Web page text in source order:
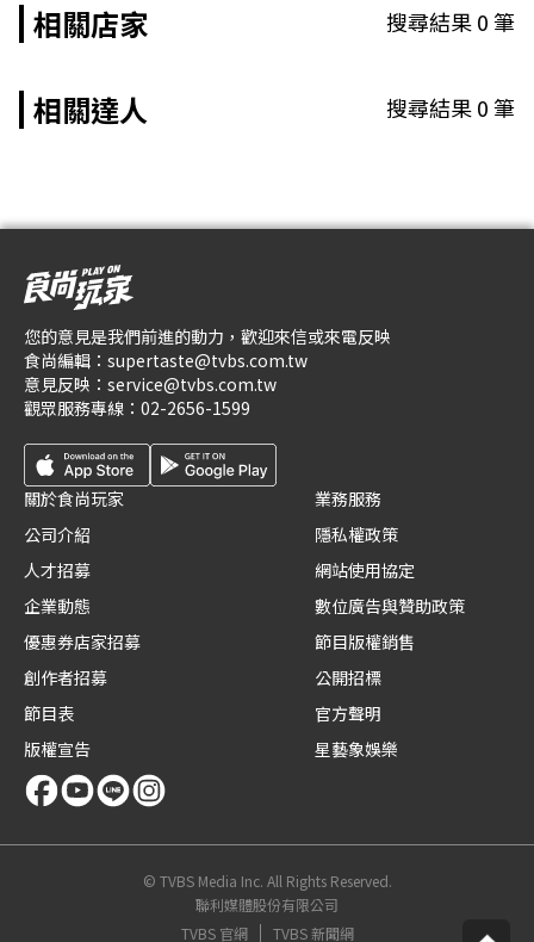
相關店家 搜尋結果0筆
相關達人 搜尋結果0筆
您的意見是我們前進的動力，歡迎來信或來電反映
食尚編輯： supertaste@tvbs.com.tw
意見反映： service@tvbs.com.tw
觀眾服務專線： 02-2656-1599
關於食尚玩家
公司介紹
人才招募
企業動態
優惠券店家招募
創作者招募
節目表
版權宣告
業務服務
隱私權政策
網站使用協定
數位廣告與贊助政策
節目版權銷售
公開招標
官方聲明
星藝象娛樂
© TVBS Media Inc. All Rights Reserved.
聯利媒體股份有限公司
TVBS 官網
TVBS 新聞網